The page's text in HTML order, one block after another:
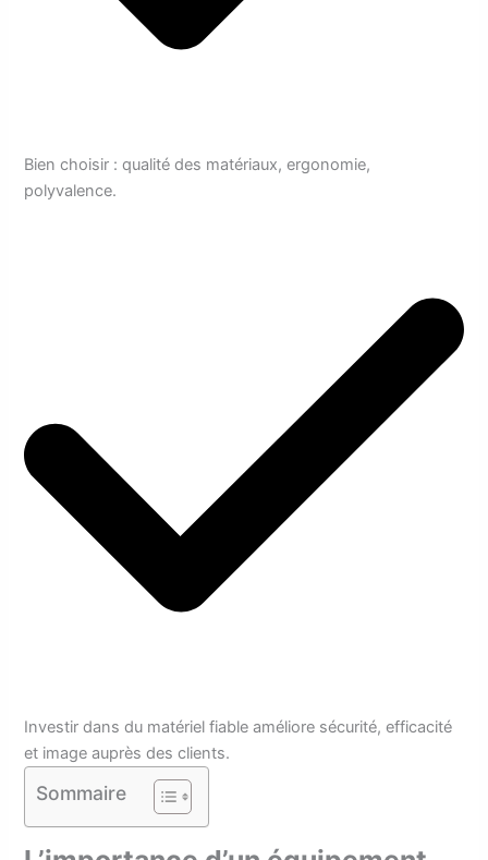
Bien choisir : qualité des matériaux, ergonomie,
polyvalence.
Investir dans du matériel fiable améliore sécurité, efficacité
et image auprès des clients.
Sommaire